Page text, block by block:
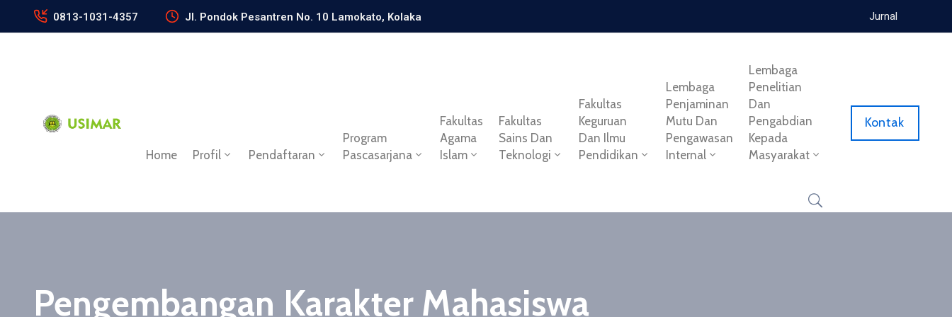
0813-1031-4357 Jl. Pondok Pesantren No. 10 Lamokato, Kolaka Jurnal
Home Profil Pendaftaran
Program
Pascasarjana
Fakultas
Agama
Islam
Fakultas
Sains Dan
Teknologi
Fakultas
Keguruan
Dan Ilmu
Pendidikan
Lembaga
Penjaminan
Mutu Dan
Pengawasan
Internal
Lembaga
Penelitian
Dan
Pengabdian
Kepada
Masyarakat
Kontak
Pengembangan Karakter Mahasiswa